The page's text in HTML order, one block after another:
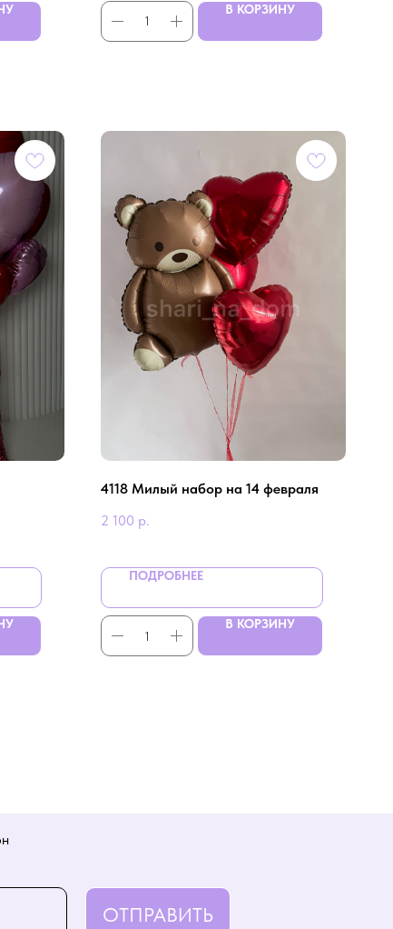
В КОРЗИНУ
4118 Милый набор на 14 февраля
2 100 р.
ПОДРОБНЕЕ
В КОРЗИНУ
ОТПРАВИТЬ